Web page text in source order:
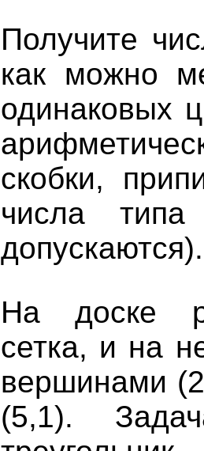
Получите
как можно
одинаковых
скобки,
числа
допускаются).
На доске
сетка, и на
вершинами
(5,1).